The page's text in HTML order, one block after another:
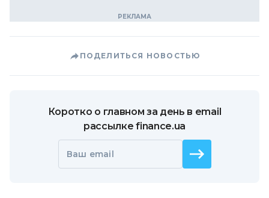
ПОДЕЛИТЬСЯ НОВОСТЬЮ
Коротко о главном за день в email
рассылке finance.ua
Ваш email